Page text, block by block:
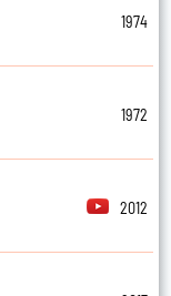
1974
1972
2012